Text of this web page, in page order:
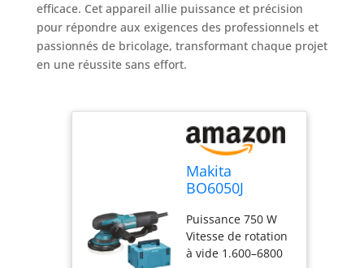
efficace. Cet appareil allie puissance et précision
pour répondre aux exigences des professionnels et
passionnés de bricolage, transformant chaque projet
en une réussite sans effort.
Makita
BO6050J
rotative
excentrique
150 mm
Puissance 750 W
Vitesse de rotation
à vide 1.600–6800